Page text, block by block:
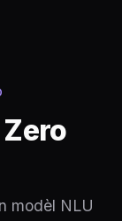
modèl NLU